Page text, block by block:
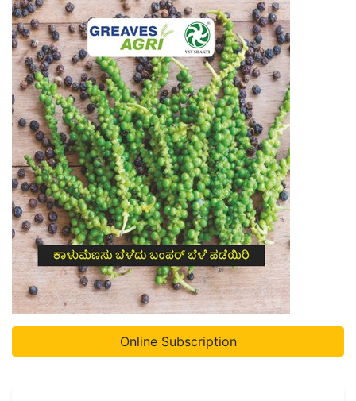
Online Subscription